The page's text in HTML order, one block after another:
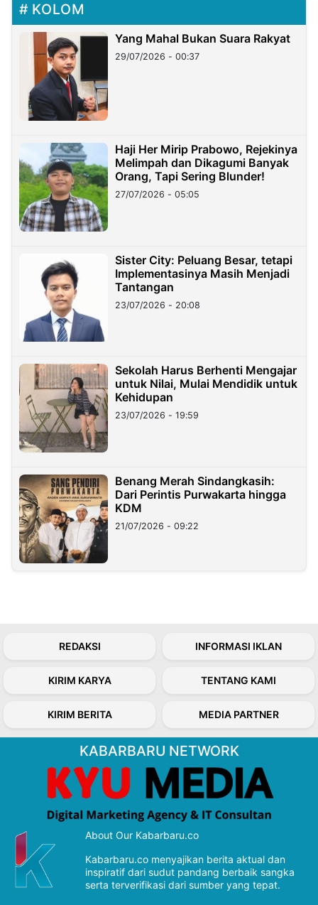
KOLOM
Yang Mahal Bukan Suara Rakyat
29/07/2026 - 00:37
Haji Her Mirip Prabowo, Rejekinya
Melimpah dan Dikagumi Banyak
Orang, Tapi Sering Blunder!
27/07/2026 - 05:05
Sister City: Peluang Besar, tetapi
Implementasinya Masih Menjadi
Tantangan
23/07/2026 - 20:08
Sekolah Harus Berhenti Mengajar
untuk Nilai, Mulai Mendidik untuk
Kehidupan
23/07/2026 - 19:59
Benang Merah Sindangkasih:
Dari Perintis Purwakarta hingga
KDM
21/07/2026 - 09:22
REDAKSI INFORMASI IKLAN
KIRIM KARYA TENTANG KAMI
KIRIM BERITA MEDIA PARTNER
KABARBARU NETWORK
About Our Kabarbaru.co
Kabarbaru.co menyajikan berita aktual dan
inspiratif dari sudut pandang berbaik sangka
serta terverifikasi dari sumber yang tepat.